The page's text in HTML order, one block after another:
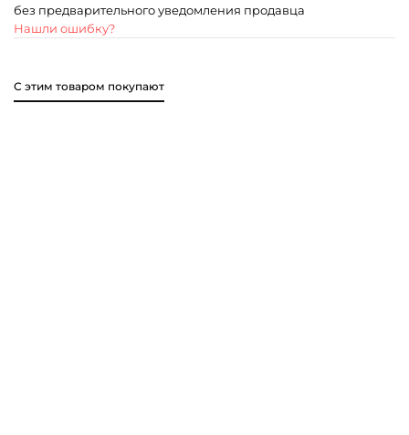
без предварительного уведомления продавца
Нашли ошибку?
С этим товаром покупают